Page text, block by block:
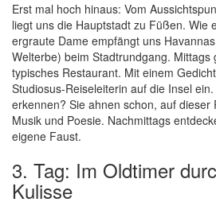
Erst mal hoch hinaus: Vom
liegt uns die Hauptstadt zu Füßen. Wie
ergraute Dame empfängt uns
Welterbe) beim Stadtrundgang. Mittags
typisches Restaurant. Mit einem
Studiosus-Reiseleiterin auf die Insel
erkennen? Sie ahnen schon, auf dieser
Musik und Poesie. Nachmittags
eigene Faust.
3. Tag: Im Oldtimer
Kulisse